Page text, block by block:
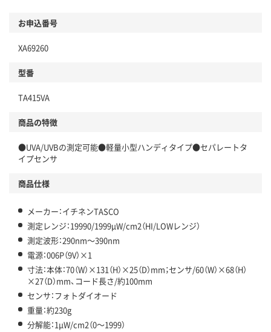
お申込番号
XA69260
型番
TA415VA
商品の特徴
●UVA/UVBの測定可能●軽量小型ハンディタイプ●セパレートタ
イプセンサ
商品仕様
メーカー：イチネンTASCO
測定レンジ：19990/1999μW/cm2（HI/LOWレンジ）
測定波形：290nm～390nm
電源：006P（9V）×1
寸法：本体：70（W）×131（H）×25（D）mm；センサ/60（W）×68（H）
×27（D）mm、コード長さ/約100mm
センサ：フォトダイオード
重量：約230g
分解能：1μW/cm2（0～1999）